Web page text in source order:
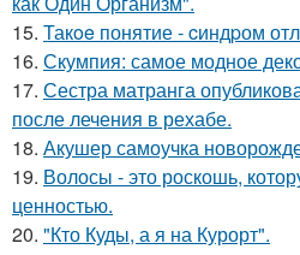
15. Такoe понятие - cиндpом
16. Скумпия: самое модное
17. Сестра матранга
после лечения в рехабе.
18. Акушер самоучка
19. Волосы - это роскошь,
ценностью.
20. "Кто Куды, а я на Курорт".